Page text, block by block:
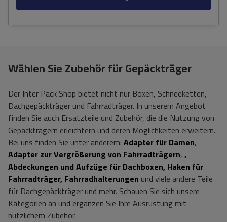
Wählen Sie Zubehör für Gepäckträger
Der Inter Pack Shop bietet nicht nur Boxen, Schneeketten,
Dachgepäckträger und Fahrradträger. In unserem Angebot
finden Sie auch Ersatzteile und Zubehör, die die Nutzung von
Gepäckträgern erleichtern und deren Möglichkeiten erweitern.
Bei uns finden Sie unter anderem: Adapter für Damen,
Adapter zur Vergrößerung von Fahrradträgern, ,
Abdeckungen und Aufzüge für Dachboxen, Haken für
Fahrradträger, Fahrradhalterungen und viele andere Teile
für Dachgepäckträger und mehr. Schauen Sie sich unsere
Kategorien an und ergänzen Sie Ihre Ausrüstung mit
nützlichem Zubehör.